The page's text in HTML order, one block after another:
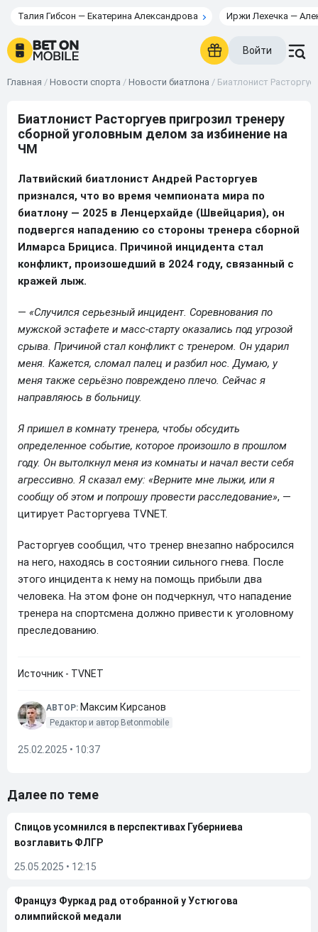
Талия Гибсон — Екатерина Александрова Иржи Лехечка —
Войти
Главная / Новости спорта / Новости биатлона / Биатлонист
Биатлонист Расторгуев пригрозил тренеру
сборной уголовным делом за избинение на
ЧМ
Латвийский биатлонист Андрей Расторгуев
признался, что во время чемпионата мира по
биатлону — 2025 в Ленцерхайде (Швейцария), он
подвергся нападению со стороны тренера сборной
Илмарса Брициса. Причиной инцидента стал
конфликт, произошедший в 2024 году, связанный с
кражей лыж.
— «Случился серьезный инцидент. Соревнования по
мужской эстафете и масс-старту оказались под угрозой
срыва. Причиной стал конфликт с тренером. Он ударил
меня. Кажется, сломал палец и разбил нос. Думаю, у
меня также серьёзно повреждено плечо. Сейчас я
направляюсь в больницу.
Я пришел в комнату тренера, чтобы обсудить
определенное событие, которое произошло в прошлом
году. Он вытолкнул меня из комнаты и начал вести себя
агрессивно. Я сказал ему: «Верните мне лыжи, или я
сообщу об этом и попрошу провести расследование», —
цитирует Расторгуева TVNET.
Расторгуев сообщил, что тренер внезапно набросился
на него, находясь в состоянии сильного гнева. После
этого инцидента к нему на помощь прибыли два
человека. На этом фоне он подчеркнул, что нападение
тренера на спортсмена должно привести к уголовному
преследованию.
Источник - TVNET
АВТОР: Максим Кирсанов
Редактор и автор Betonmobile
25.02.2025 • 10:37
Далее по теме
Спицов усомнился в перспективах Губерниева
возглавить ФЛГР
25.05.2025 • 12:15
Француз Фуркад рад отобранной у Устюгова
олимпийской медали